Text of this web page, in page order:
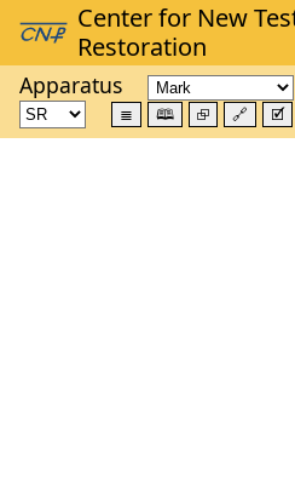
Apparatus
≣ 🕮 ⮺ 🔗 🗹